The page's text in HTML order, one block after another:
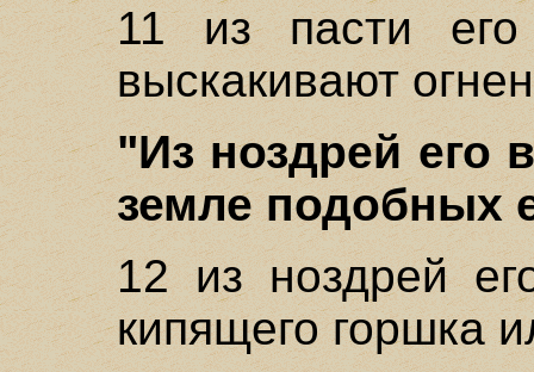
11 из пасти его
выскакивают
"Из ноздрей его
земле подобных
12 из ноздрей
кипящего горшка